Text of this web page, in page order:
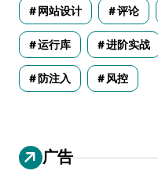
网站设计 评论
运行库 进阶实战
防注入 风控
广告